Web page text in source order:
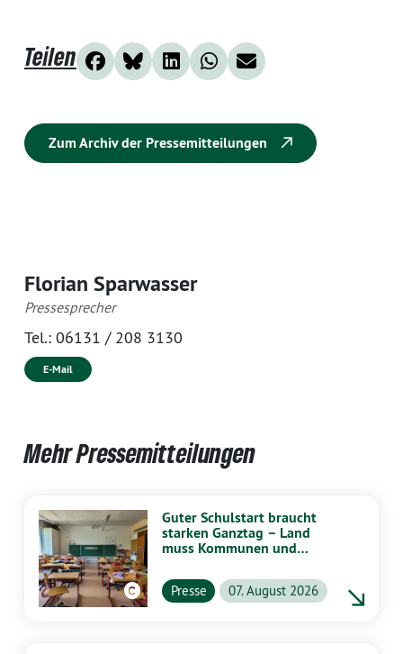
Teilen
Zum Archiv der Pressemitteilungen
Florian Sparwasser
Pressesprecher
Tel.: 06131 / 208 3130
E-Mail
Mehr Pressemitteilungen
Guter Schulstart braucht
starken Ganztag – Land
muss Kommunen und
unterstützen
Presse 07. August 2026